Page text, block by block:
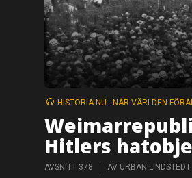
HISTORIA NU - NÄR VÄRLDEN
Hitlers
AVSNITT 378 AV URBAN LINDSTEDT